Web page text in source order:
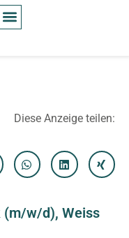
Diese Anzeige teilen:
w/d), Weiss